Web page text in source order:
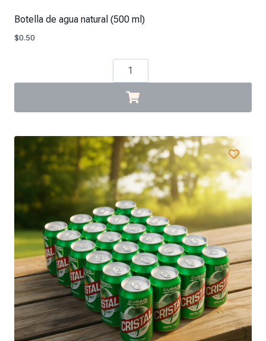
Botella de agua natural (500 ml)
$0.50